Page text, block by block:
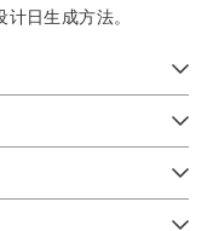
日生成方法。